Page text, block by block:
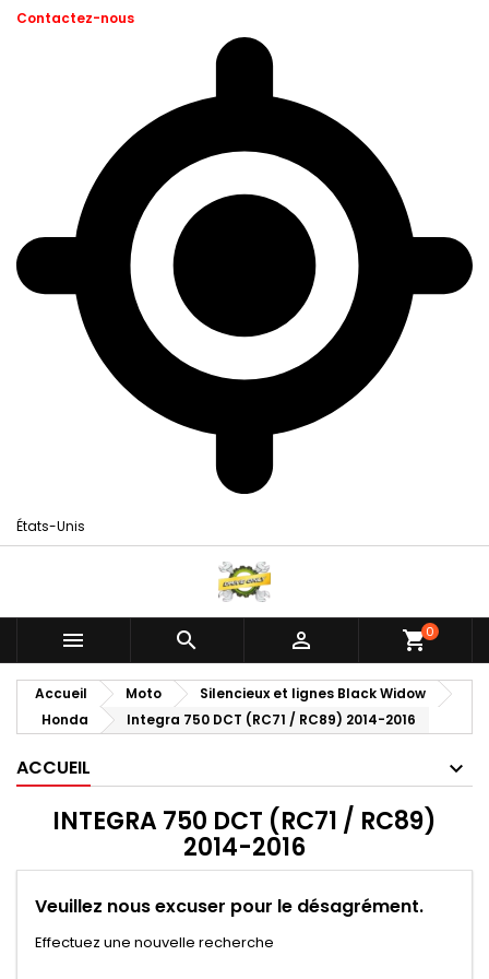
Contactez-nous
États-Unis
   shopping_cart0
Accueil Moto
Silencieux et lignes Black Widow
Honda
Integra 750 DCT (RC71 / RC89) 2014-2016
ACCUEIL
INTEGRA 750 DCT (RC71 / RC89)
2014-2016
Veuillez nous excuser pour le désagrément.
Effectuez une nouvelle recherche